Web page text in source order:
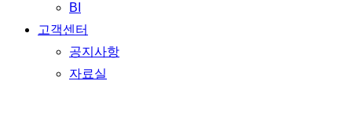
BI
고객센터
공지사항
자료실